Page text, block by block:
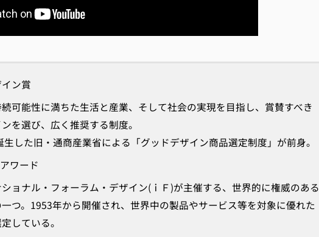
ン賞
可能性に満ちた生活と産業、そして社会の実現を目指し、賞賛すべき
を選び、広く推奨する制度。
した旧・通商産業省による「グッドデザイン商品選定制度」が前身。
ワード
ョナル・フォーラム・デザイン(ｉＦ)が主催する、世界的に権威のある
つ。1953年から開催され、世界中の製品やサービス等を対象に優れた
している。